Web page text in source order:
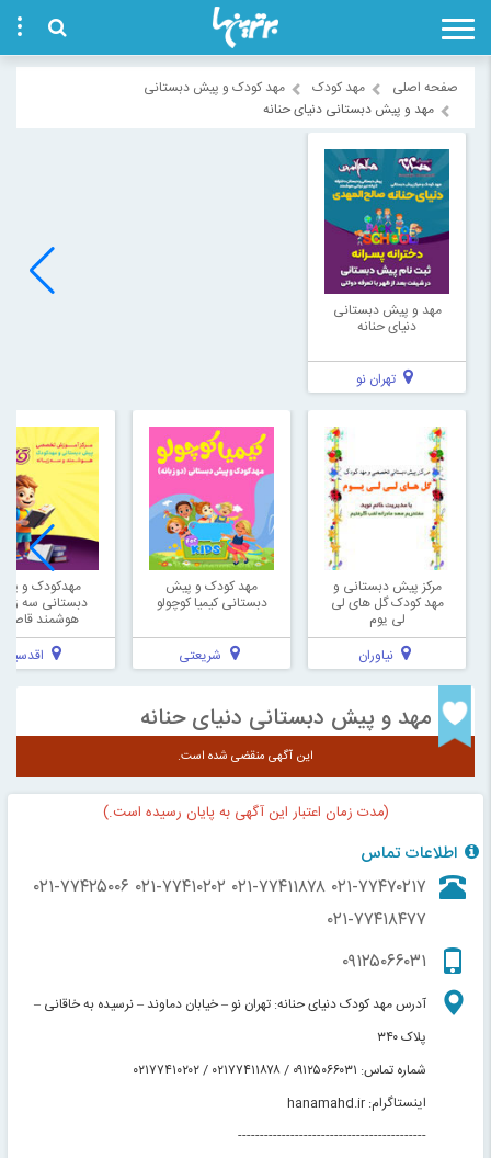
صفحه اصلی مهد کودک
مهد کودک و پیش دبستانی
مهد و پیش دبستانی دنیای حنانه
مهد و پیش دبستانی
دنیای حنانه
تهران نو
مرکز پیش دبستانی و
مهد کودک گل های لی
لی یوم
نیاوران
مهد کودک و پیش
دبستانی کیمیا کوچولو
شریعتی
مهدکودک و
دبستانی سه
هوشمند
اقدسیه
مهد و پیش دبستانی دنیای حنانه
این آگهی منقضی شده است.
(مدت زمان اعتبار این آگهی به پایان رسیده است.)
اطلاعات تماس
۰۲۱-۷۷۴۲۵۰۰۶ ۰۲۱-۷۷۴۱۰۲۰۲ ۰۲۱-۷۷۴۱۱۸۷۸ ۰۲۱-۷۷۴۷۰۲۱۷
۰۲۱-۷۷۴۱۸۴۷۷
۰۹۱۲۵۰۶۶۰۳۱
آدرس مهد کودک دنیای حنانه: تهران نو – خیابان دماوند – نرسیده به خاقانی –
پلاک ۳۴۰
شماره تماس: ۰۹۱۲۵۰۶۶۰۳۱ / ۰۲۱۷۷۴۱۱۸۷۸ / ۰۲۱۷۷۴۱۰۲۰۲
اینستاگرام: hanamahd.ir
-------------------------------------------